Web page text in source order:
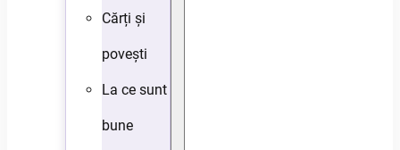
Cărți și
povești
La ce sunt
bune